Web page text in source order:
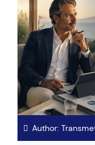
Author: